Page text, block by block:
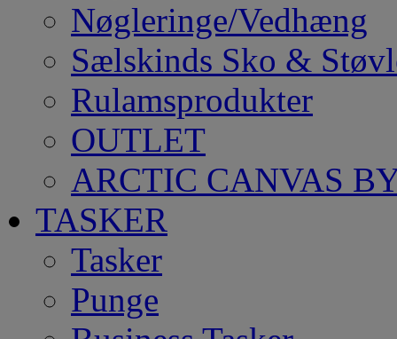
Nøgleringe/Vedhæng
Sælskinds Sko &
Rulamsprodukter
OUTLET
ARCTIC CANVAS
TASKER
Tasker
Punge